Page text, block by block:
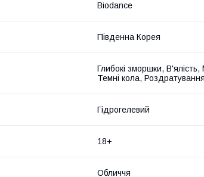
Biodance
Південна Корея
Глибокі зморшки, В'ялість,
Темні кола, Роздратування
Гідрогелевий
18+
Обличчя